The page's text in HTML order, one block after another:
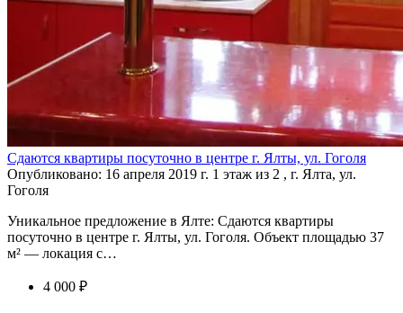
Сдаются квартиры посуточно в центре г. Ялты, ул. Гоголя
Опубликовано: 16 апреля 2019 г. 1 этаж из 2 , г. Ялта, ул.
Гоголя
Уникальное предложение в Ялте: Сдаются квартиры
посуточно в центре г. Ялты, ул. Гоголя. Объект площадью 37
м² — локация с…
4 000 ₽